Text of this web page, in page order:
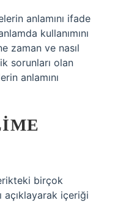
anlamını ifade
kullanımını
zaman ve nasıl
sorunları olan
anlamını
birçok
içeriği